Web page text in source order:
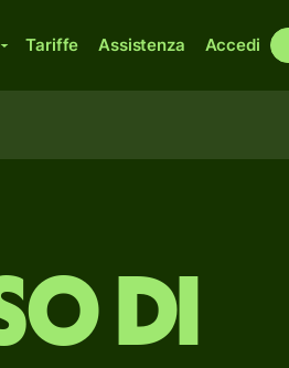
Tariffe Assistenza Accedi
di